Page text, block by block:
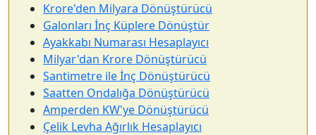
Krore'den Milyara Dönüştürücü
Galonları İnç Küplere Dönüştür
Ayakkabı Numarası Hesaplayıcı
Milyar'dan Krore Dönüştürücü
Santimetre ile İnç Dönüştürücü
Saatten Ondalığa Dönüştürücü
Amperden KW'ye Dönüştürücü
Çelik Levha Ağırlık Hesaplayıcı